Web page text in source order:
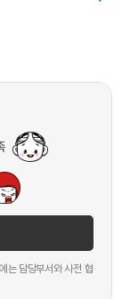
는 담당부서와 사전 협